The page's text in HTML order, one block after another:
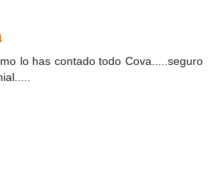
lo has contado todo Cova.....seguro